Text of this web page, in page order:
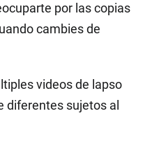
por las copias
cambies de
videos de lapso
diferentes sujetos al